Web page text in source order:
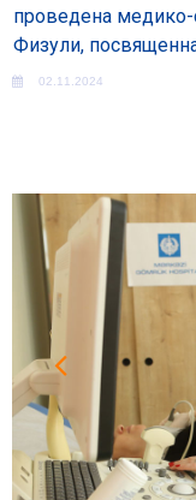
проведена медико-
Физули,
02.11.2024